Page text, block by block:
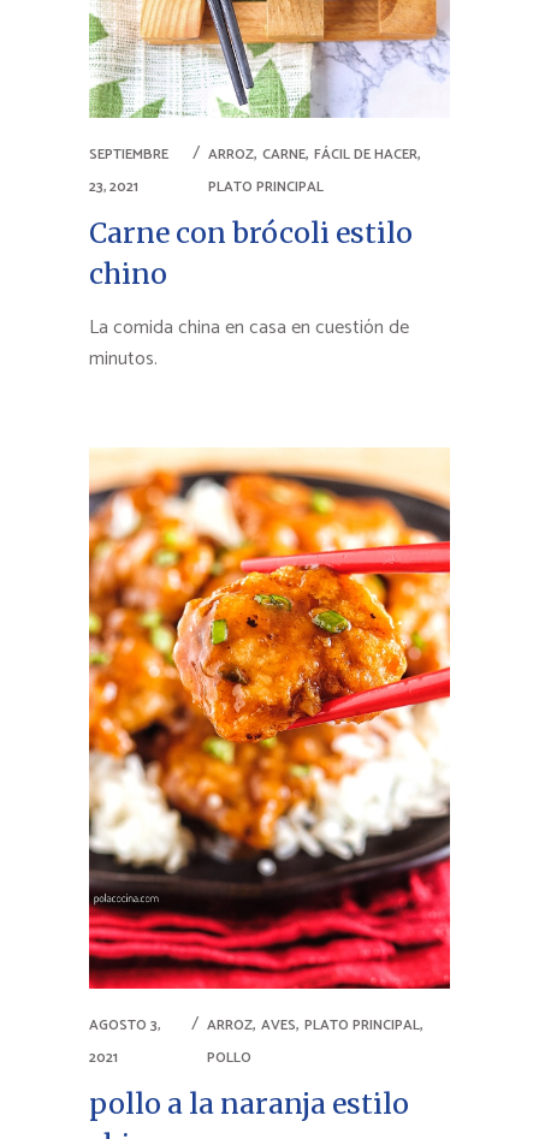
SEPTIEMBRE
23, 2021
ARROZ, CARNE, FÁCIL DE HACER,
PLATO PRINCIPAL
Carne con brócoli estilo
chino
La comida china en casa en cuestión de
minutos.
AGOSTO 3,
2021
ARROZ, AVES, PLATO PRINCIPAL,
POLLO
pollo a la naranja estilo